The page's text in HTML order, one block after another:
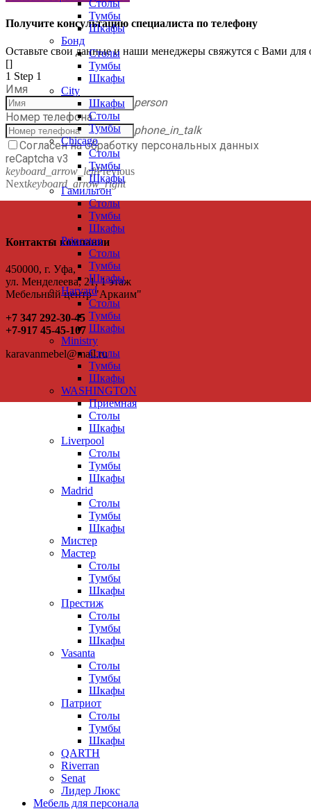
Получите консультацию специалиста по телефону
Оставьте свои данные и наши менеджеры свяжутся с Вами для
[]
1 Step 1
Имя
person
Номер телефона
phone_in_talk
Согласен на обработку персональных данных
reCaptcha v3
keyboard_arrow_leftPrevious
Nextkeyboard_arrow_right
Контакты компании
450000, г. Уфа,
ул. Менделеева, 21, 1 этаж
Мебельный центр "Аркаим"
+7 347 292-30-45
+7-917 45-45-107
karavanmebel@mail.ru
Столы
Тумбы
Шкафы
Бонд
Столы
Тумбы
Шкафы
City
Шкафы
Столы
Тумбы
Chicago
Столы
Тумбы
Шкафы
Гамильтон
Столы
Тумбы
Шкафы
Princeton
Столы
Тумбы
Шкафы
Harvard
Столы
Тумбы
Шкафы
Ministry
Столы
Тумбы
Шкафы
WASHINGTON
Приемная
Столы
Шкафы
Liverpool
Столы
Тумбы
Шкафы
Madrid
Столы
Тумбы
Шкафы
Мистер
Мастер
Столы
Тумбы
Шкафы
Престиж
Столы
Тумбы
Шкафы
Vasanta
Столы
Тумбы
Шкафы
Патриот
Столы
Тумбы
Шкафы
QARTH
Riverran
Senat
Лидер Люкс
Мебель для персонала